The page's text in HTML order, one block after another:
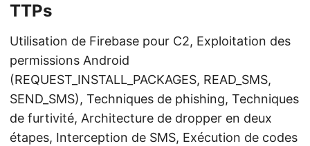
TTPs
Utilisation de Firebase pour C2, Exploitation des
permissions Android
(REQUEST_INSTALL_PACKAGES, READ_SMS,
SEND_SMS), Techniques de phishing, Techniques
de furtivité, Architecture de dropper en deux
étapes, Interception de SMS, Exécution de codes